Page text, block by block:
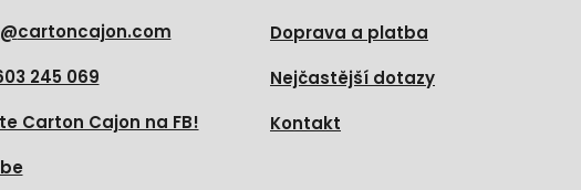
@cartoncajon.com
245 069
Carton Cajon na FB!
Doprava a platba
Nejčastější dotazy
Kontakt